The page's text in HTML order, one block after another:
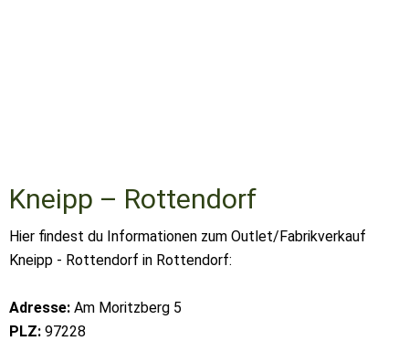
Kneipp – Rottendorf
Hier findest du Informationen zum Outlet/Fabrikverkauf
Kneipp - Rottendorf in Rottendorf:
Adresse: Am Moritzberg 5
PLZ: 97228